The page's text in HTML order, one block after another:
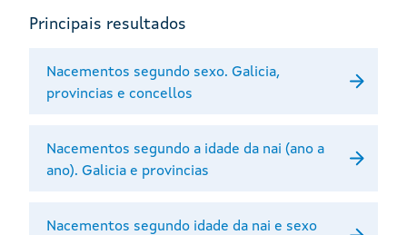
Principais resultados
Nacementos segundo sexo. Galicia,
provincias e concellos
Nacementos segundo a idade da nai (ano a
ano). Galicia e provincias
Nacementos segundo idade da nai e sexo